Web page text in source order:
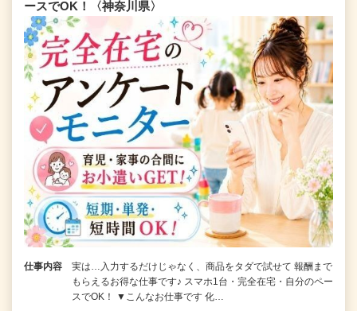
ースでOK！〈神奈川県〉
仕事内容
実は…入力するだけじゃなく、商品をタダで試せて 報酬まで
もらえるお得な仕事です♪ スマホ1台・完全在宅・自分のペー
スでOK！ ▼こんなお仕事です 化…